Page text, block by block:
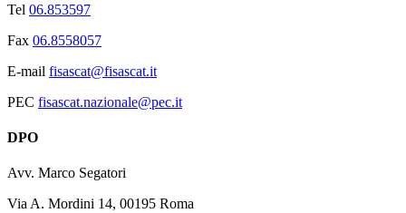
Tel 06.853597
Fax 06.8558057
E-mail fisascat@fisascat.it
PEC fisascat.nazionale@pec.it
DPO
Avv. Marco Segatori
Via A. Mordini 14, 00195 Roma